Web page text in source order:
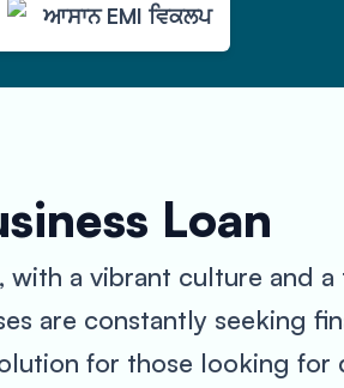
ਆਸਾਨ EMI ਵਿਕਲਪ
Loan
a vibrant culture and a
are constantly seeking
for those looking for